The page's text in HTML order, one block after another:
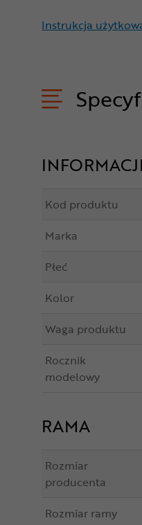
Instrukcja
Kod produktu
Marka
Płeć
Kolor
Waga produktu
Rocznik
modelowy
RAMA
Rozmiar
producenta
Rozmiar ramy